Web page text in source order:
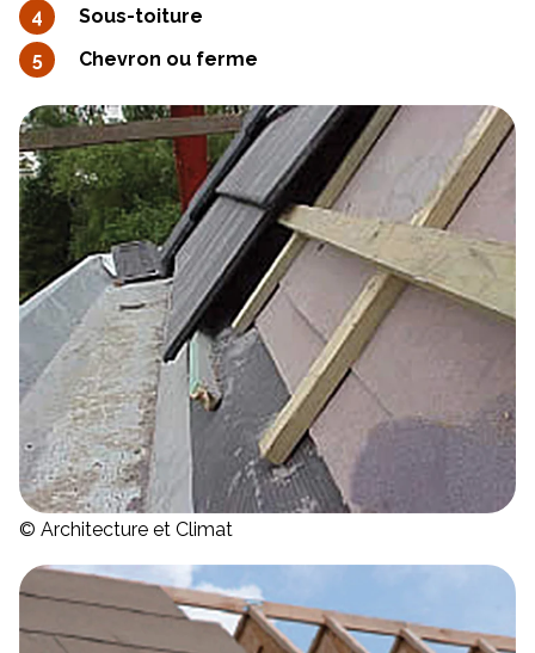
Sous-toiture
Chevron ou ferme
© Architecture et Climat